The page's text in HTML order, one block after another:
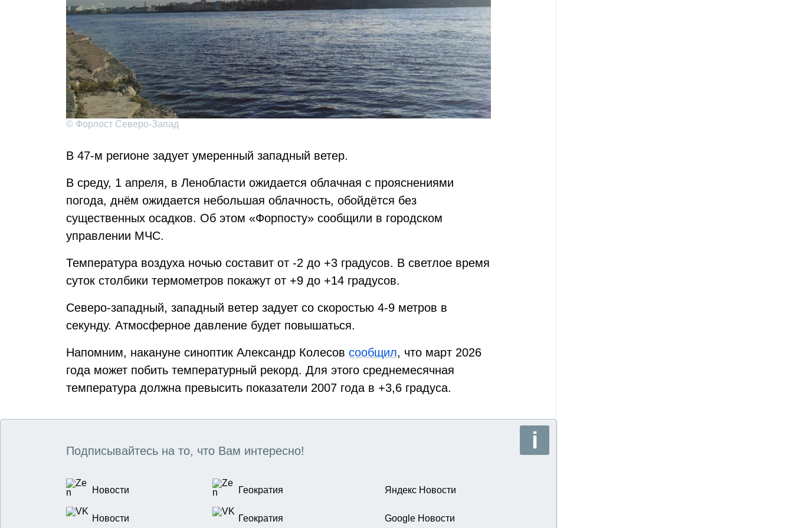
© Форпост Северо-Запад
В 47-м регионе задует умеренный западный ветер.
В среду, 1 апреля, в Ленобласти ожидается облачная с прояснениями
погода, днём ожидается небольшая облачность, обойдётся без
существенных осадков. Об этом «Форпосту» сообщили в городском
управлении МЧС.
Температура воздуха ночью составит от -2 до +3 градусов. В светлое время
суток столбики термометров покажут от +9 до +14 градусов.
Северо-западный, западный ветер задует со скоростью 4-9 метров в
секунду. Атмосферное давление будет повышаться.
Напомним, накануне синоптик Александр Колесов сообщил, что март 2026
года может побить температурный рекорд. Для этого среднемесячная
температура должна превысить показатели 2007 года в +3,6 градуса.
Подписывайтесь на то, что Вам интересно!
Новости Геократия Яндекс Новости
Новости Геократия Google Новости